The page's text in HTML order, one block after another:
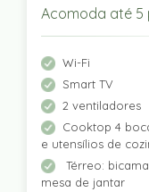
Acomoda até 5
Wi-Fi
Smart TV
2 ventiladores
Cooktop 4
e utensílios de
Térreo:
mesa de jantar